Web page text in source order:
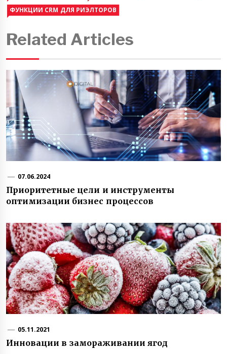
ФУНКЦИИ CRM ДЛЯ РИЭЛТОРОВ
Related Articles
07.06.2024
Приоритетные цели и инструменты
оптимизации бизнес процессов
05.11.2021
Инновации в замораживании ягод